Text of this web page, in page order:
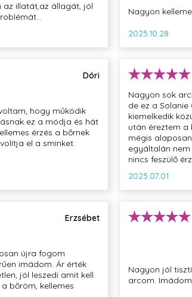
az illatát,az állagát, jól
Nagyon
2025.10.28
Dóri
hogy működik
ez a módja és hát
érzés a bőrnek
el a sminket.
Nagyon sok
de ez a
kiemelkedik
után éreztem a
mégis
egyáltalán
nincs feszülő
2025.07.01
Erzsébet
újra fogom
imádom. Ár érték
jól leszedi amit kell
bőröm, kellemes
Nagyon jól
arcom.